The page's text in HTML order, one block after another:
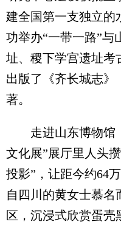
建全国第一支独立的
功举办“一带一路”与
址、稷下学宫遗址考
出版了《齐长城志》
著。
走进山东博物馆
文化展”展厅里人头
投影”，让距今约64
自四川的黄女士慕名
区，沉浸式欣赏蛋